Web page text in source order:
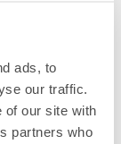
ads, to
our traffic.
of our site with
partners who